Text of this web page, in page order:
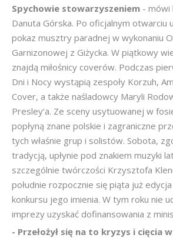
Spychowie stowarzyszeniem - mówi
Danuta Górska. Po oficjalnym otwarciu
pokaz musztry paradnej w wykonaniu
Garnizonowej z Giżycka. W piątkowy
znajdą miłośnicy coverów. Podczas
Dni i Nocy wystąpią zespoły Korzuh,
Cover, a także naśladowcy Maryli
Presley’a. Ze sceny usytuowanej w
popłyną znane polskie i zagraniczne
tych właśnie grup i solistów. Sobota,
tradycją, upłynie pod znakiem muzyki
szczególnie twórczości Krzysztofa
południe rozpocznie się piąta już
konkursu jego imienia. W tym roku nie
imprezy uzyskać dofinansowania z
- Przełożył się na to kryzys i cięcia